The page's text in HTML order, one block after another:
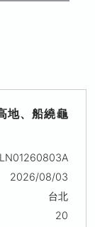
地、船繞龜
2026/08/03
台北
20